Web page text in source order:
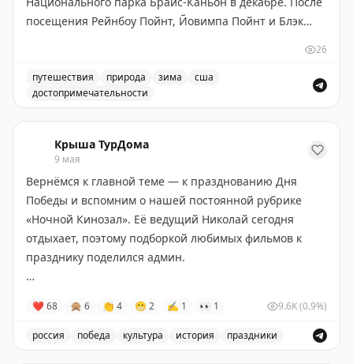
посещения Рейнбоу Пойнт, Йовимпа Пойнт и Блэк
Пондероза Пойнт — еще одной смотровой площадке
парка. Статья описывает путешествие по основным
достопримечательностям парка в холодное время
скалами и хвойными лесами.
The Gate with Brian Cohen Original
26
путешествия природа зима
сша
достопримечательности
Крыша ТурДома
9 мая
Вернёмся к главной теме — к празднованию Дня
Победы и вспомним о нашей постоянной рубрике
«Ночной Кинозал». Её ведущий Николай сегодня
отдыхает, поэтому подборкой любимых фильмов к
празднику поделился админ.
ролей Олега Даля и пример необычного для
советского кино комедийного взгляда на войну.
❤ 68 🙊 6 👏 4 😁 2 ✍ 1 👀 1 9.6K(0.9%)
россия победа культура история праздники